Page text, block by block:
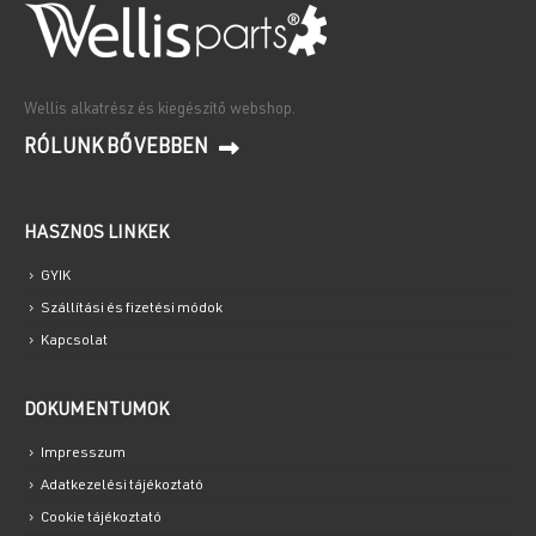
Wellis alkatrész és kiegészítő webshop.
RÓLUNK BŐVEBBEN
HASZNOS LINKEK
GYIK
Szállítási és fizetési módok
Kapcsolat
DOKUMENTUMOK
Impresszum
Adatkezelési tájékoztató
Cookie tájékoztató